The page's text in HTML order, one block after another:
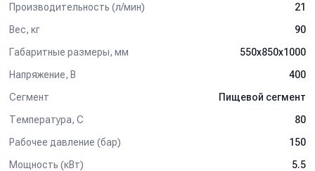
Производительность (л/мин)
21
Вес, кг
90
Габаритные размеры, мм
550x850x1000
Напряжение, В
400
Сегмент
Пищевой сегмент
Температура, C
80
Рабочее давление (бар)
150
Мощность (кВт)
5.5